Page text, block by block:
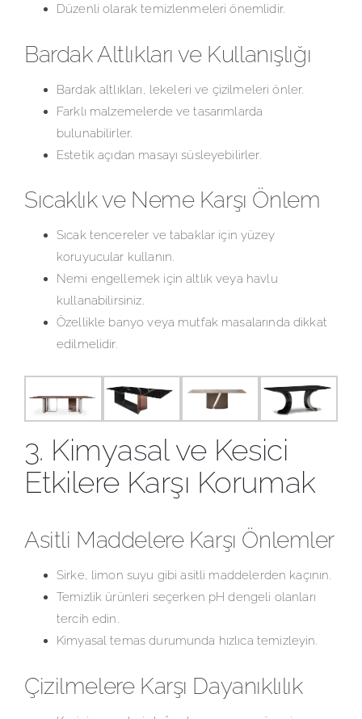
Düzenli olarak temizlenmeleri önemlidir.
Bardak Altlıkları ve Kullanışlığı
Bardak altlıkları, lekeleri ve çizilmeleri önler.
Farklı malzemelerde ve tasarımlarda
bulunabilirler.
Estetik açıdan masayı süsleyebilirler.
Sıcaklık ve Neme Karşı Önlem
Sıcak tencereler ve tabaklar için yüzey
koruyucular kullanın.
Nemi engellemek için altlık veya havlu
kullanabilirsiniz.
Özellikle banyo veya mutfak masalarında dikkat
edilmelidir.
3. Kimyasal ve Kesici
Etkilere Karşı Korumak
Asitli Maddelere Karşı Önlemler
Sirke, limon suyu gibi asitli maddelerden kaçının.
Temizlik ürünleri seçerken pH dengeli olanları
tercih edin.
Kimyasal temas durumunda hızlıca temizleyin.
Çizilmelere Karşı Dayanıklılık